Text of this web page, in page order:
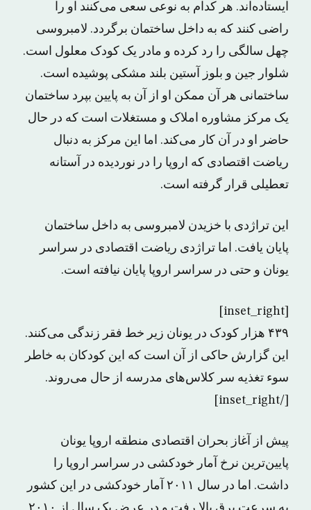
ایستاده‌اند. هر کدام به نوعی سعی می‌کنند او را
راضی کنند که به داخل ساختمان برگردد. لامبروسی
چهل سالگی را رد کرده و مادر یک کودک معلول است.
شلوار جین و بلوز آستین بلند مشکی پوشیده است.
ساختمانی هر آن ممکن او از آن به پایین بپرد ساختمان
یک مرکز مشاوره املاک و مستغلات است که در حال
حاضر او در آن کار می‌کند. اما این مرکز به دنبال
ریاضت اقتصادی که اروپا را در نوردیده در آستانه
تعطیلی قرار گرفته است.
این تراژدی با خزیدن لامبروسی به داخل ساختمان
پایان یافت. اما تراژدی ریاضت اقتصادی در سراسر
یونان و حتی در سراسر اروپا پایان نیافته است.
۴۳۹ هزار کودک در یونان زیر خط فقر زندگی می‌کنند.
این گزارش حاکی از آن است که این کودکان به خاطر
سوء تغذیه سر کلاس‌های مدرسه از حال می‌روند.
[/inset_right]
پیش از آغاز بحران اقتصادی منطقه اروپا یونان
پایین‌ترین نرخ آمار خودکشی در سراسر اروپا را
داشت. اما در سال ۲۰۱۱ آمار خودکشی در این کشور